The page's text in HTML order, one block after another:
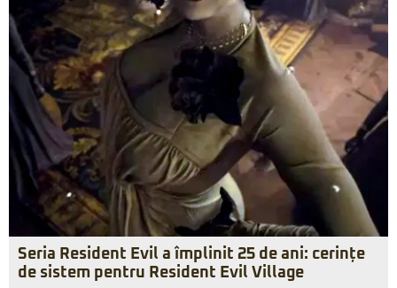
Seria Resident Evil a împlinit 25 de ani: cerințe
de sistem pentru Resident Evil Village